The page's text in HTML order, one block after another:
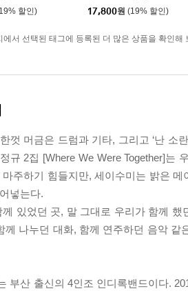
할인)
n][재발매]
17,800원 (19% 할인)
에서 선택된 태그에 등록된 더 많은 상품을 확인해
껏 머금은 드럼과 기타, 그리고 ‘난 소
규 2집 [Where We Were Together]는
마주하기 힘들지만, 세이수미는 밝은
넣는다.
께 있었던 곳, 말 그대로 우리가 함께
께 나누던 대화, 함께 연주하던 음악 같
부산 출신의 4인조 인디록밴드이다.